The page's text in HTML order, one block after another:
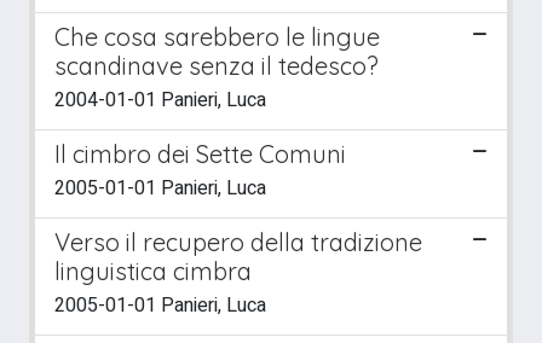
Che cosa sarebbero le lingue
scandinave senza il tedesco?
2004-01-01 Panieri, Luca
Il cimbro dei Sette Comuni
2005-01-01 Panieri, Luca
Verso il recupero della tradizione
linguistica cimbra
2005-01-01 Panieri, Luca